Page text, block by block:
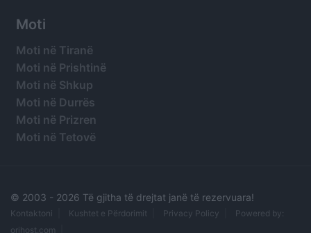
Moti
Moti në Tiranë
Moti në Prishtinë
Moti në Shkup
Moti në Durrës
Moti në Prizren
Moti në Tetovë
© 2003 - 2026 Të gjitha të drejtat janë të rezervuara!
Kontaktoni Kushtet e Përdorimit Privacy Policy
Powered by:
orihost.com